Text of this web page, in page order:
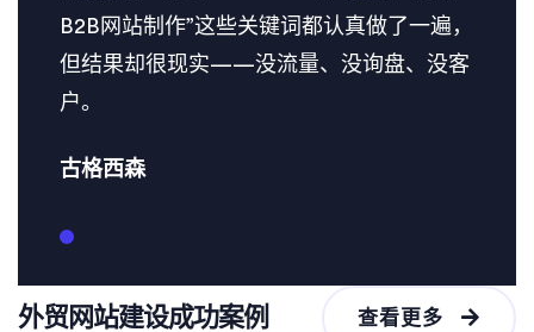
B2B网站制作​”这些关键词都认真做了一遍，
但结果却很现实——没流量、没询盘、没客
户。
古格西森
外贸网站建设成功案例 查看更多